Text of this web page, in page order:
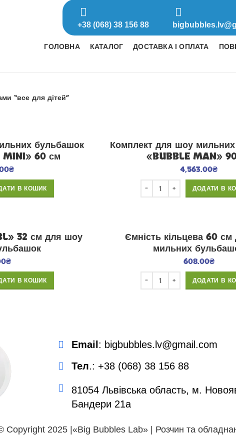
+38 (068) 38 156 88
ГОЛОВНА КАТАЛОГ ДОСТАВКА І ОПЛАТА
“все для дітей”
бульбашок
MINI» 60 см
₴
В КОШИК
Комплект для шоу
«BUBBLE MAN»
4,563.00₴
ДОДАТИ В
32 см для шоу
₴
В КОШИК
Ємність кільцева 60
мильних
608.00₴
ДОДАТИ В
Email : bigbubbles.lv@gmail.com
Тел.: +38 (068) 38 156 88
81054 Львівська область, м.
Бандери 21а
Copyright 2025 |«Big Bubbles Lab» | Розчин та